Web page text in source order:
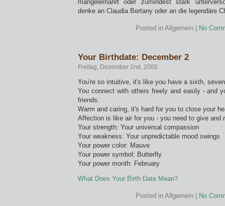
mangelernährt oder zumindest stark
denke an Claudia Bertany oder an die legendäre
Posted in Allgemein | No
Your Birthdate: December 2
Freitag, Dezember 2nd, 2005
You're so intuitive, it's like you have a sixth,
You connect with others freely and easily - and
friends.
Warm and caring, it's hard for you to close your
Affection is like air for you - you need to give and
Your strength: Your universal compassion
Your weakness: Your unpredictable mood swings
Your power color: Mauve
Your power symbol: Butterfly
Your power month: February
What Does Your Birth Date Mean?
Posted in Allgemein | No